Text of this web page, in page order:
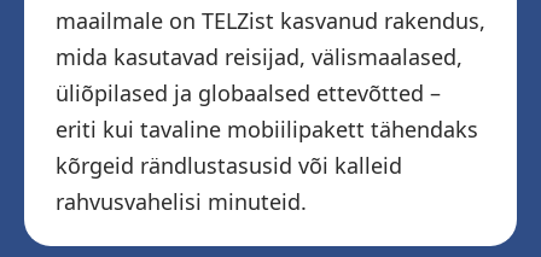
maailmale on TELZist kasvanud rakendus,
mida kasutavad reisijad, välismaalased,
üliõpilased ja globaalsed ettevõtted –
eriti kui tavaline mobiilipakett tähendaks
kõrgeid rändlustasusid või kalleid
rahvusvahelisi minuteid.